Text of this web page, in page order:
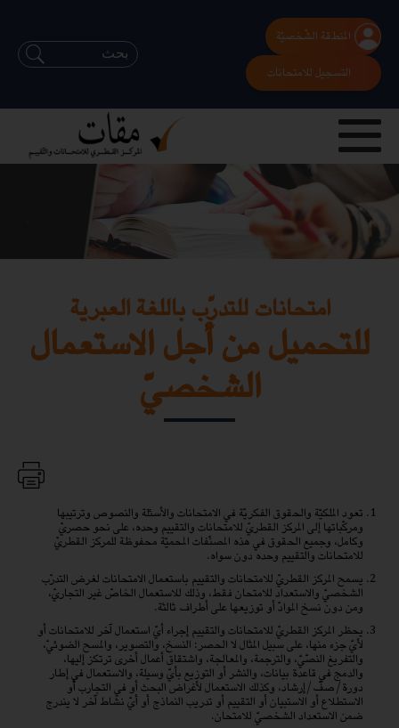
المنطقة الشّخصيّة
التسجيل للامتحانات
امتحانات للتدرّب باللغة العبرية
للتحميل من أجل الاستعمال
الشخصيّ
تعود الملكيّة والحقوق الفكريّة في الامتحانات والأسئلة والنصوص وترتيبها
ومركّباتها إلى المركز القطريّ للامتحانات والتقييم وحده، على نحو حصريّ
وكامل، وجميع الحقوق في هذه المصنّفات المحميّة محفوظة للمركز القطريّ
للامتحانات والتقييم وحده دون سواه.
يسمح المركز القطريّ للامتحانات والتقييم باستعمال الامتحانات لغرض التدرّب
الشخصيّ والاستعداد للامتحان فقط، وذلك للاستعمال الخاصّ غير التجاريّ،
ومن دون نسخ الموادّ أو توزيعها على أطراف ثالثة.
يحظر المركز القطريّ للامتحانات والتقييم إجراء أيّ استعمال آخر للامتحانات أو
لأيّ جزء منها، على سبيل المثال لا الحصر: النسخ، والتصوير، والمسح الضوئيّ،
والتفريغ النصّيّ، والترجمة، والمعالجة، واشتقاق أعمال أخرى ترتكز إليها،
والدمج في قاعدة بيانات، والنشر أو التوزيع بأيّ وسيلة، والاستعمال في إطار
دورة/صفّ/إرشاد، وكذلك الاستعمال لأغراض البحث أو في التجارب أو
الاستطلاع أو الاستبيان أو التقييم أو تدريب النماذج أو أيّ نشاط آخر لا يندرج
ضمن الاستعداد الشخصيّ للامتحان.